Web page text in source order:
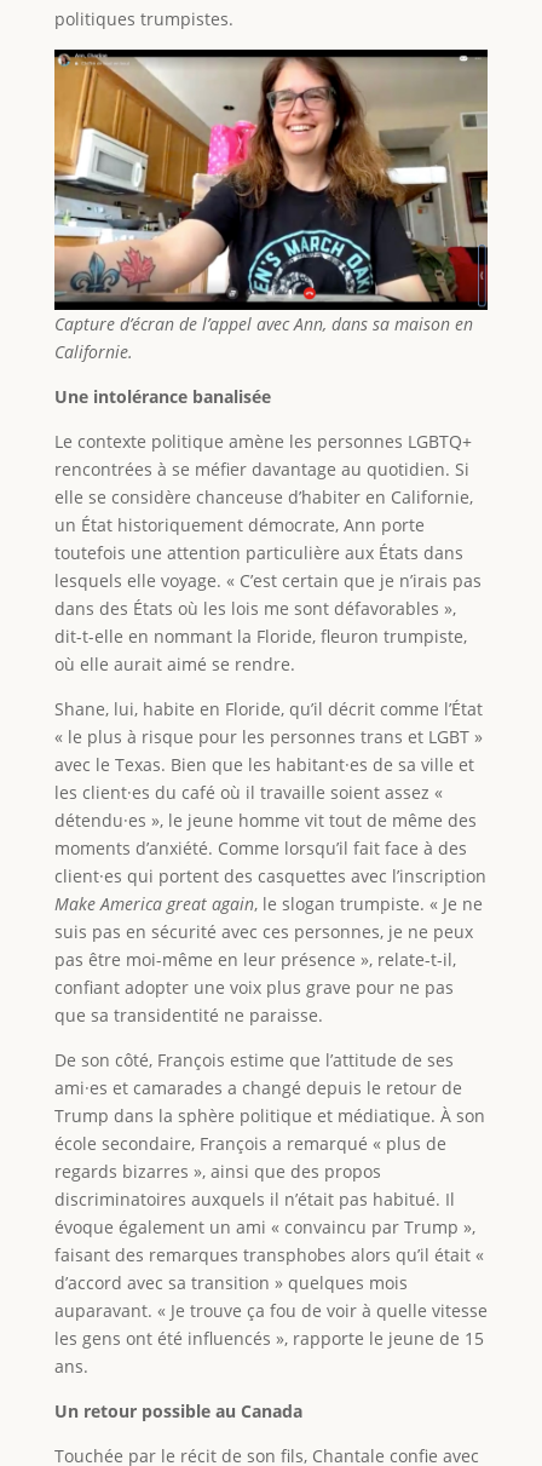
politiques trumpistes.
Capture d’écran de l’appel avec Ann, dans sa maison en
Californie.
Une intolérance banalisée
Le contexte politique amène les personnes LGBTQ+
rencontrées à se méfier davantage au quotidien. Si
elle se considère chanceuse d’habiter en Californie,
un État historiquement démocrate, Ann porte
toutefois une attention particulière aux États dans
lesquels elle voyage. « C’est certain que je n’irais pas
dans des États où les lois me sont défavorables »,
dit-t-elle en nommant la Floride, fleuron trumpiste,
où elle aurait aimé se rendre.
Shane, lui, habite en Floride, qu’il décrit comme l’État
« le plus à risque pour les personnes trans et LGBT »
avec le Texas. Bien que les habitant·es de sa ville et
les client·es du café où il travaille soient assez «
détendu·es », le jeune homme vit tout de même des
moments d’anxiété. Comme lorsqu’il fait face à des
client·es qui portent des casquettes avec l’inscription
Make America great again, le slogan trumpiste. « Je ne
suis pas en sécurité avec ces personnes, je ne peux
pas être moi-même en leur présence », relate-t-il,
confiant adopter une voix plus grave pour ne pas
que sa transidentité ne paraisse.
De son côté, François estime que l’attitude de ses
ami·es et camarades a changé depuis le retour de
Trump dans la sphère politique et médiatique. À son
école secondaire, François a remarqué « plus de
regards bizarres », ainsi que des propos
discriminatoires auxquels il n’était pas habitué. Il
évoque également un ami « convaincu par Trump »,
faisant des remarques transphobes alors qu’il était «
d’accord avec sa transition » quelques mois
auparavant. « Je trouve ça fou de voir à quelle vitesse
les gens ont été influencés », rapporte le jeune de 15
ans.
Un retour possible au Canada
Touchée par le récit de son fils, Chantale confie avec